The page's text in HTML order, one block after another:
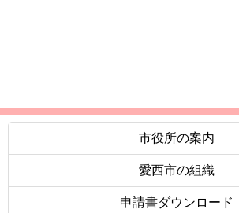
市役所の案内
愛西市の組織
申請書ダウンロード